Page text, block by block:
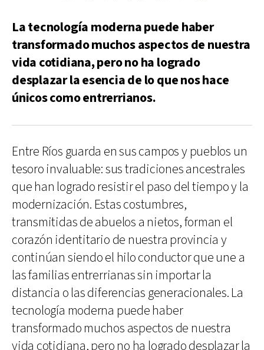
La tecnología moderna puede haber
transformado muchos aspectos de nuestra
vida cotidiana, pero no ha logrado
desplazar la esencia de lo que nos hace
únicos como entrerrianos.
Entre Ríos guarda en sus campos y pueblos un
tesoro invaluable: sus tradiciones ancestrales
que han logrado resistir el paso del tiempo y la
modernización. Estas costumbres,
transmitidas de abuelos a nietos, forman el
corazón identitario de nuestra provincia y
continúan siendo el hilo conductor que une a
las familias entrerrianas sin importar la
distancia o las diferencias generacionales. La
tecnología moderna puede haber
transformado muchos aspectos de nuestra
vida cotidiana, pero no ha logrado desplazar la